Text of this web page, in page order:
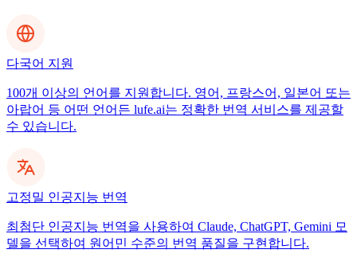
다국어 지원
100개 이상의 언어를 지원합니다. 영어, 프랑스어, 일본어 또는
아랍어 등 어떤 언어든 lufe.ai는 정확한 번역 서비스를 제공할
수 있습니다.
고정밀 인공지능 번역
최첨단 인공지능 번역을 사용하여 Claude, ChatGPT, Gemini 모
델을 선택하여 원어민 수준의 번역 품질을 구현합니다.